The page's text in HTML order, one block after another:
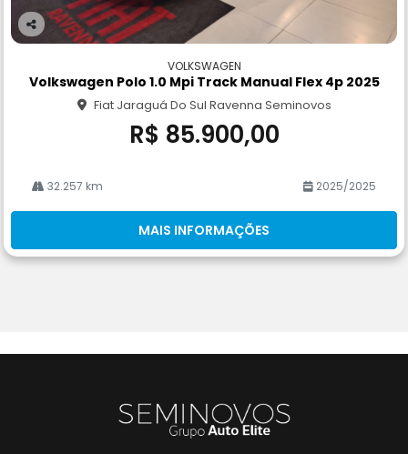
Co
rtil
VOLKSWAGEN
Volkswagen Polo 1.0 Mpi Track Manual Flex 4p 2025
Fiat Jaraguá Do Sul Ravenna Seminovos
R$ 85.900,00
32.257 km 2025/2025
MAIS INFORMAÇÕES